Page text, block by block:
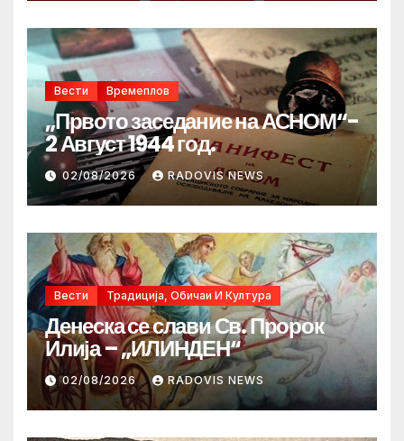
Вести Времеплов
„Првото заседание на АСНОМ“-
2 Август 1944 год.
02/08/2026 RADOVIS NEWS
Вести Традиција, Обичаи И Култура
Денеска се слави Св. Пророк
Илија – „ИЛИНДЕН“
02/08/2026 RADOVIS NEWS